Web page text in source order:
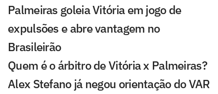
Palmeiras goleia Vitória em jogo de
expulsões e abre vantagem no
Brasileirão
Quem é o árbitro de Vitória x Palmeiras?
Alex Stefano já negou orientação do VAR